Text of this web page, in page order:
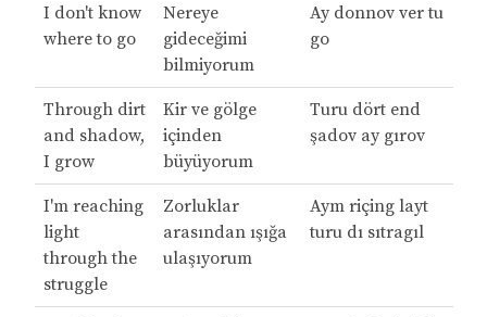
I don't know
where to go
Nereye
gideceğimi
bilmiyorum
Ay donnov ver tu
go
Through dirt
and shadow,
I grow
Kir ve gölge
içinden
büyüyorum
Turu dört end
şadov ay gırov
I'm reaching
light
through the
struggle
Zorluklar
arasından ışığa
ulaşıyorum
Aym riçing layt
turu dı sıtragıl